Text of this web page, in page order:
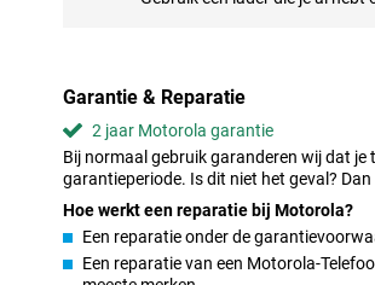
Sterk design en goede bescherming
De Motorola Moto G87 256GB Blauw is
certificering is de smartphone goed
zorgen in verschillende omstandigheden.
Dit is een militaire norm die aangeeft dat
temperatuursverschillen en vallen tot
Snelle prestaties en 5G-snelheid
Garantie & Reparatie
2 jaar Motorola garantie
Bij normaal gebruik garanderen wij dat
garantieperiode. Is dit niet het geval?
Hoe werkt een reparatie bij Motorola?
Een reparatie onder de
Een reparatie van een Motorola-